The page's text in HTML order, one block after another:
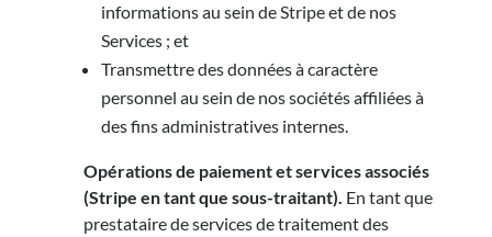
informations au sein de Stripe et de nos
Services ; et
Transmettre des données à caractère
personnel au sein de nos sociétés affiliées à
des fins administratives internes.
Opérations de paiement et services associés
(Stripe en tant que sous-traitant). En tant que
prestataire de services de traitement des